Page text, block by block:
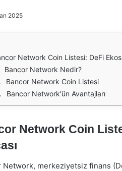
2025
Network Coin Listesi: DeFi
Bancor Network Nedir?
Bancor Network Coin Listesi
Bancor Network'ün Avantajları
Network Coin
Network, merkeziyetsiz finans